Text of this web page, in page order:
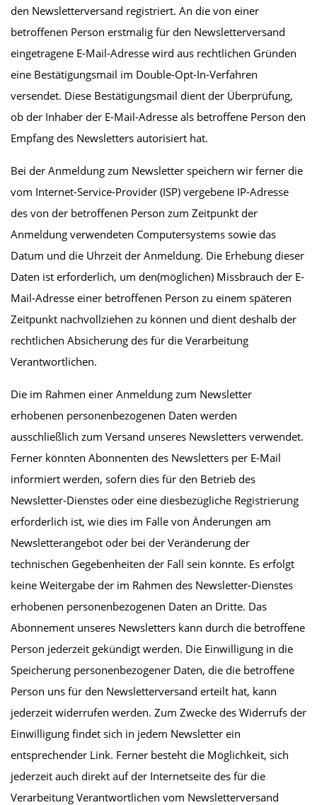
den Newsletterversand registriert. An die von einer
betroffenen Person erstmalig für den Newsletterversand
eingetragene E-Mail-Adresse wird aus rechtlichen Gründen
eine Bestätigungsmail im Double-Opt-In-Verfahren
versendet. Diese Bestätigungsmail dient der Überprüfung,
ob der Inhaber der E-Mail-Adresse als betroffene Person den
Empfang des Newsletters autorisiert hat.
Bei der Anmeldung zum Newsletter speichern wir ferner die
vom Internet-Service-Provider (ISP) vergebene IP-Adresse
des von der betroffenen Person zum Zeitpunkt der
Anmeldung verwendeten Computersystems sowie das
Datum und die Uhrzeit der Anmeldung. Die Erhebung dieser
Daten ist erforderlich, um den(möglichen) Missbrauch der E-
Mail-Adresse einer betroffenen Person zu einem späteren
Zeitpunkt nachvollziehen zu können und dient deshalb der
rechtlichen Absicherung des für die Verarbeitung
Verantwortlichen.
Die im Rahmen einer Anmeldung zum Newsletter
erhobenen personenbezogenen Daten werden
ausschließlich zum Versand unseres Newsletters verwendet.
Ferner könnten Abonnenten des Newsletters per E-Mail
informiert werden, sofern dies für den Betrieb des
Newsletter-Dienstes oder eine diesbezügliche Registrierung
erforderlich ist, wie dies im Falle von Änderungen am
Newsletterangebot oder bei der Veränderung der
technischen Gegebenheiten der Fall sein könnte. Es erfolgt
keine Weitergabe der im Rahmen des Newsletter-Dienstes
erhobenen personenbezogenen Daten an Dritte. Das
Abonnement unseres Newsletters kann durch die betroffene
Person jederzeit gekündigt werden. Die Einwilligung in die
Speicherung personenbezogener Daten, die die betroffene
Person uns für den Newsletterversand erteilt hat, kann
jederzeit widerrufen werden. Zum Zwecke des Widerrufs der
Einwilligung findet sich in jedem Newsletter ein
entsprechender Link. Ferner besteht die Möglichkeit, sich
jederzeit auch direkt auf der Internetseite des für die
Verarbeitung Verantwortlichen vom Newsletterversand